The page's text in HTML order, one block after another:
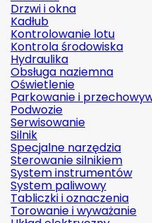
Drzwi i okna
Kadłub
Kontrolowanie lotu
Kontrola środowiska
Hydraulika
Obsługa naziemna
Oświetlenie
Parkowanie i
Podwozie
Serwisowanie
Silnik
Specjalne narzędzia
Sterowanie silnikiem
System instrumentów
System paliwowy
Tabliczki i oznaczenia
Torowanie i wyważanie